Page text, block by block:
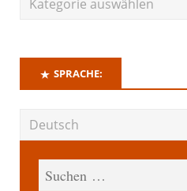
SPRACHE: